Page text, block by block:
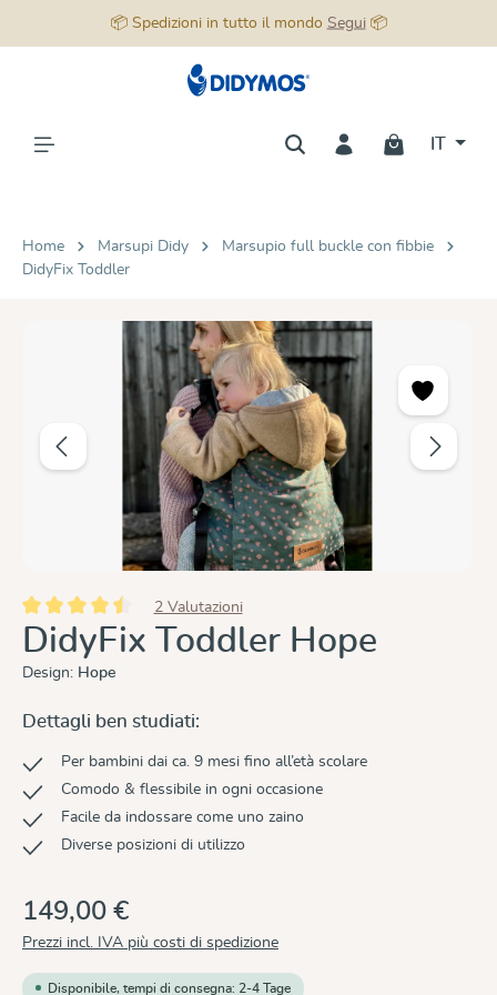
📦 Spedizioni in tutto il mondo Segui📦
Home Marsupi Didy
Marsupio full buckle con fibbie
DidyFix Toddler
Salta la galleria di immagini
Valutazione media di 4.5 su 5 stelle
2 Valutazioni
DidyFix Toddler Hope
Design: Hope
Dettagli ben studiati:
Per bambini dai ca. 9 mesi fino all’età scolare
Comodo & flessibile in ogni occasione
Facile da indossare come uno zaino
Diverse posizioni di utilizzo
149,00 €
Prezzi incl. IVA più costi di spedizione
Disponibile, tempi di consegna: 2-4 Tage